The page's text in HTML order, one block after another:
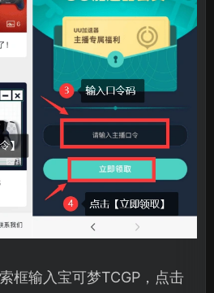
框输入宝可梦TCGP，点击